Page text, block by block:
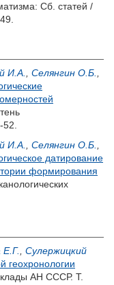
Сб. статей /
И.А. Селянгин О.Б.
И.А. Селянгин О.Б.
датирование
формирования
Е.Г.
Сулержицкий
геохронологии
АН СССР. Т.